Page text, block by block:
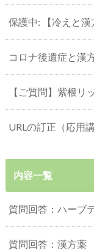
保護中: 【冷えと漢
コロナ後遺症と漢
【ご質問】紫根リ
URLの訂正（応用
内容一覧
質問回答：ハーブ
質問回答：漢方薬